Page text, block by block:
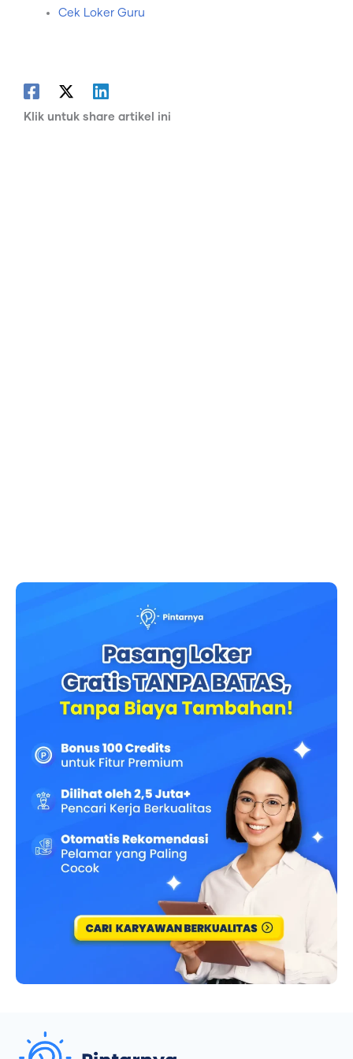
Cek Loker Guru
Klik untuk share artikel ini